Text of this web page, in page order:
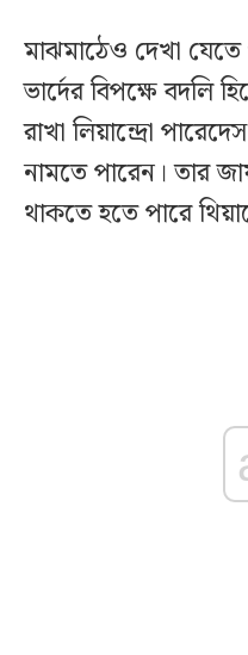
মাঝমাঠেও দেখা
ভার্দের বিপক্ষে বদলি
রাখা লিয়ান্দ্রো
নামতে পারেন। তার
থাকতে হতে পারে